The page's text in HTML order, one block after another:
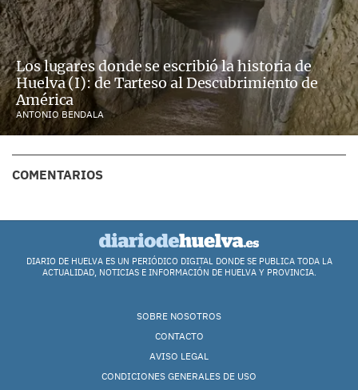
Los lugares donde se escribió la historia de
Huelva (I): de Tarteso al Descubrimiento de
América
ANTONIO BENDALA
COMENTARIOS
DIARIO DE HUELVA ES UN PERIÓDICO DIGITAL DONDE SE PUBLICA TODA LA
ACTUALIDAD, NOTICIAS E INFORMACIÓN DE HUELVA Y PROVINCIA.
SOBRE NOSOTROS
CONTACTO
AVISO LEGAL
CONDICIONES GENERALES DE USO